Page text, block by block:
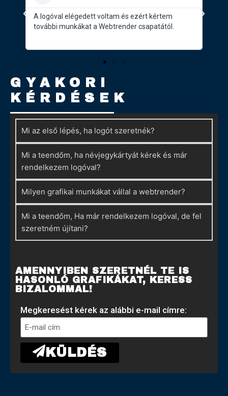
A logó tökéletesen illeszkedett a cégünk
arculatához. Gyors és precíz munka volt.
GYAKORI
KÉRDÉSEK
Mi az első lépés, ha logót szeretnék?
Mi a teendőm, ha névjegykártyát kérek és már
rendelkezem logóval?
Milyen grafikai munkákat vállal a webtrender?
Mi a teendőm, Ha már rendelkezem logóval, de fel
szeretném újítani?
AMENNYIBEN SZERETNÉL TE IS
HASONLÓ GRAFIKÁKAT, KERESS
BIZALOMMAL!
Megkeresést kérek az alábbi e-mail címre:
KÜLDÉS